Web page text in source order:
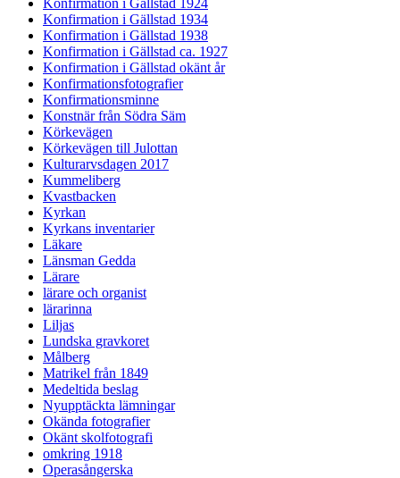
Konfirmation i Gällstad 1924
Konfirmation i Gällstad 1934
Konfirmation i Gällstad 1938
Konfirmation i Gällstad ca. 1927
Konfirmation i Gällstad okänt år
Konfirmationsfotografier
Konfirmationsminne
Konstnär från Södra Säm
Körkevägen
Körkevägen till Julottan
Kulturarvsdagen 2017
Kummeliberg
Kvastbacken
Kyrkan
Kyrkans inventarier
Läkare
Länsman Gedda
Lärare
lärare och organist
lärarinna
Liljas
Lundska gravkoret
Målberg
Matrikel från 1849
Medeltida beslag
Nyupptäckta lämningar
Okända fotografier
Okänt skolfotografi
omkring 1918
Operasångerska